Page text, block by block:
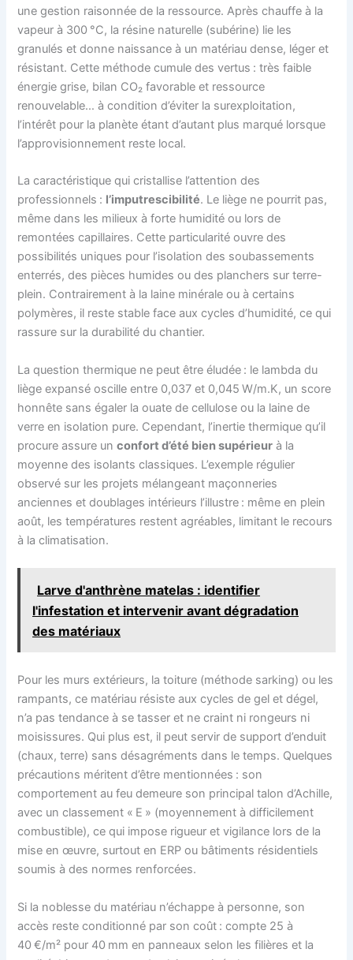
une gestion raisonnée de la ressource. Après chauffe à la
vapeur à 300 °C, la résine naturelle (subérine) lie les
granulés et donne naissance à un matériau dense, léger et
résistant. Cette méthode cumule des vertus : très faible
énergie grise, bilan CO₂ favorable et ressource
renouvelable… à condition d’éviter la surexploitation,
l’intérêt pour la planète étant d’autant plus marqué lorsque
l’approvisionnement reste local.
La caractéristique qui cristallise l’attention des
professionnels : l’imputrescibilité. Le liège ne pourrit pas,
même dans les milieux à forte humidité ou lors de
remontées capillaires. Cette particularité ouvre des
possibilités uniques pour l’isolation des soubassements
enterrés, des pièces humides ou des planchers sur terre-
plein. Contrairement à la laine minérale ou à certains
polymères, il reste stable face aux cycles d’humidité, ce qui
rassure sur la durabilité du chantier.
La question thermique ne peut être éludée : le lambda du
liège expansé oscille entre 0,037 et 0,045 W/m.K, un score
honnête sans égaler la ouate de cellulose ou la laine de
verre en isolation pure. Cependant, l’inertie thermique qu’il
procure assure unconfort d’été bien supérieur à la
moyenne des isolants classiques. L’exemple régulier
observé sur les projets mélangeant maçonneries
anciennes et doublages intérieurs l’illustre : même en plein
août, les températures restent agréables, limitant le recours
à la climatisation.
Larve d'anthrène matelas : identifier
l'infestation et intervenir avant dégradation
des matériaux
Pour les murs extérieurs, la toiture (méthode sarking) ou les
rampants, ce matériau résiste aux cycles de gel et dégel,
n’a pas tendance à se tasser et ne craint ni rongeurs ni
moisissures. Qui plus est, il peut servir de support d’enduit
(chaux, terre) sans désagréments dans le temps. Quelques
précautions méritent d’être mentionnées : son
comportement au feu demeure son principal talon d’Achille,
avec un classement « E » (moyennement à difficilement
combustible), ce qui impose rigueur et vigilance lors de la
mise en œuvre, surtout en ERP ou bâtiments résidentiels
soumis à des normes renforcées.
Si la noblesse du matériau n’échappe à personne, son
accès reste conditionné par son coût : compte 25 à
40 €/m² pour 40 mm en panneaux selon les filières et la